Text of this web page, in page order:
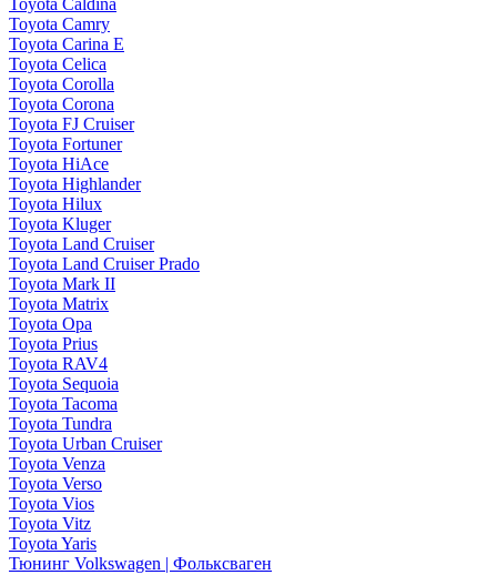
Toyota Caldina
Toyota Camry
Toyota Carina E
Toyota Celica
Toyota Corolla
Toyota Corona
Toyota FJ Cruiser
Toyota Fortuner
Toyota HiAce
Toyota Highlander
Toyota Hilux
Toyota Kluger
Toyota Land Cruiser
Toyota Land Cruiser Prado
Toyota Mark II
Toyota Matrix
Toyota Opa
Toyota Prius
Toyota RAV4
Toyota Sequoia
Toyota Tacoma
Toyota Tundra
Toyota Urban Cruiser
Toyota Venza
Toyota Verso
Toyota Vios
Toyota Vitz
Toyota Yaris
Тюнинг Volkswagen | Фольксваген